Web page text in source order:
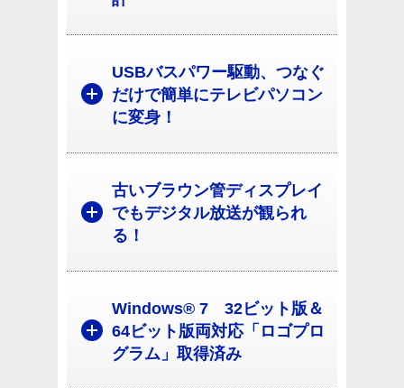
USBバスパワー駆動、つなぐ
だけで簡単にテレビパソコン
に変身！
古いブラウン管ディスプレイ
でもデジタル放送が観られ
る！
Windows® 7 32ビット版＆
64ビット版両対応「ロゴプロ
グラム」取得済み